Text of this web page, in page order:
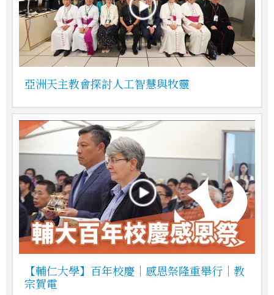
亞洲天主教會探討人工智慧與牧靈
【輔仁大學】百年校慶｜感恩祭隆重舉行｜教
宗賀電